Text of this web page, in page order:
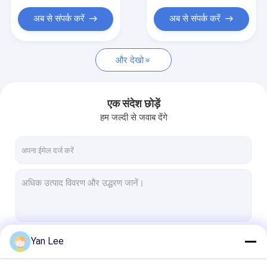
अब से संपर्क करें अब से संपर्क करें
और देखो
एक संदेश छोड़ें
हम जल्दी से जवाब देंगे
Yan Lee